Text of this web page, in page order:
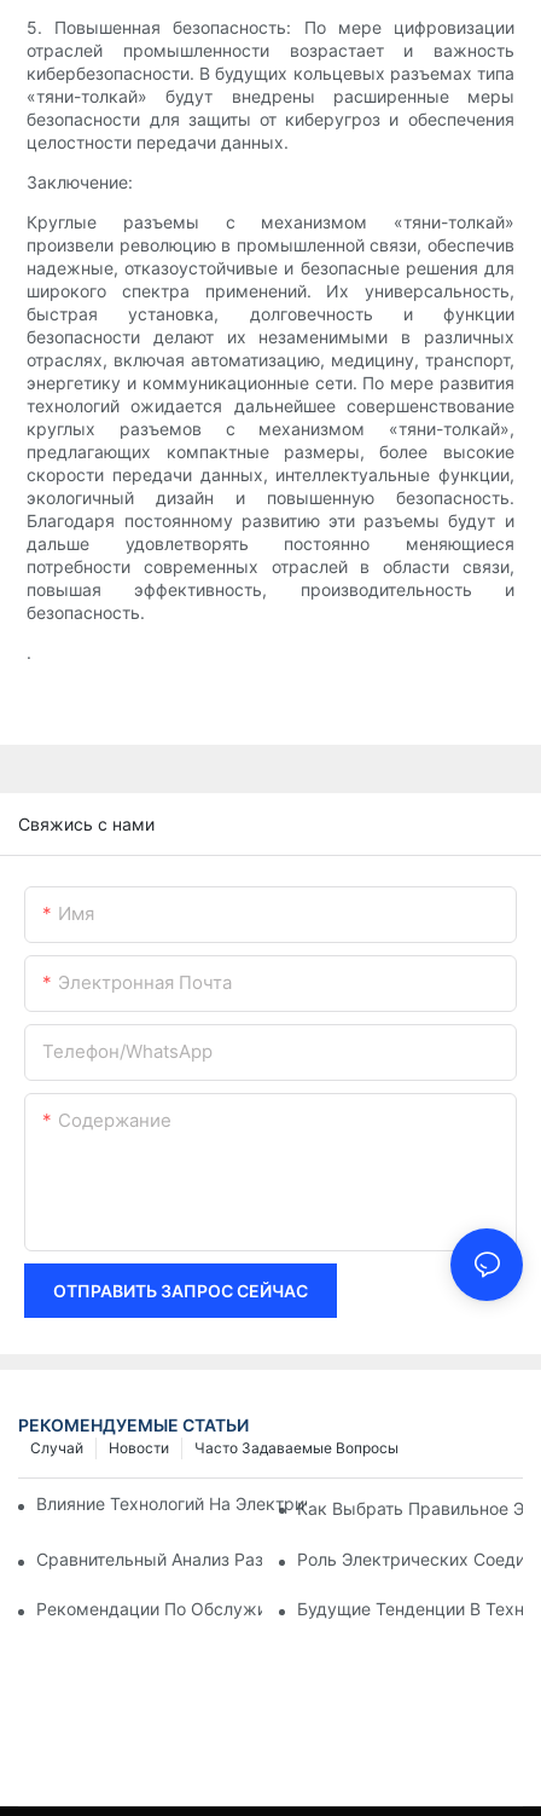
5. Повышенная безопасность: По мере цифровизации
отраслей промышленности возрастает и важность
кибербезопасности. В будущих кольцевых разъемах типа
«тяни-толкай» будут внедрены расширенные меры
безопасности для защиты от киберугроз и обеспечения
целостности передачи данных.
Заключение:
Круглые разъемы с механизмом «тяни-толкай»
произвели революцию в промышленной связи, обеспечив
надежные, отказоустойчивые и безопасные решения для
широкого спектра применений. Их универсальность,
быстрая установка, долговечность и функции
безопасности делают их незаменимыми в различных
отраслях, включая автоматизацию, медицину, транспорт,
энергетику и коммуникационные сети. По мере развития
технологий ожидается дальнейшее совершенствование
круглых разъемов с механизмом «тяни-толкай»,
предлагающих компактные размеры, более высокие
скорости передачи данных, интеллектуальные функции,
экологичный дизайн и повышенную безопасность.
Благодаря постоянному развитию эти разъемы будут и
дальше удовлетворять постоянно меняющиеся
потребности современных отраслей в области связи,
повышая эффективность, производительность и
безопасность.
.
Свяжись с нами
Имя
Электронная Почта
Телефон/WhatsApp
Содержание
ОТПРАВИТЬ ЗАПРОС СЕЙЧАС
РЕКОМЕНДУЕМЫЕ СТАТЬИ
Часто Задаваемые Вопросы
Новости
Случай
Влияние Технологий На Электрические Соединения В
Как Выбрать Правильное
Сравнительный Анализ Различных Типов Электрических
Роль Электрических
Рекомендации По Обслуживанию Электрических
Будущие Тенденции В